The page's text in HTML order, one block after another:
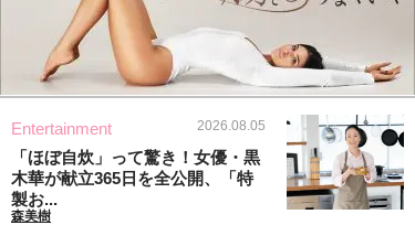
Entertainment 2026.08.05
「ほぼ自炊」って驚き！女優・黒
木華が献立365日を全公開、「特
製お...
森美樹